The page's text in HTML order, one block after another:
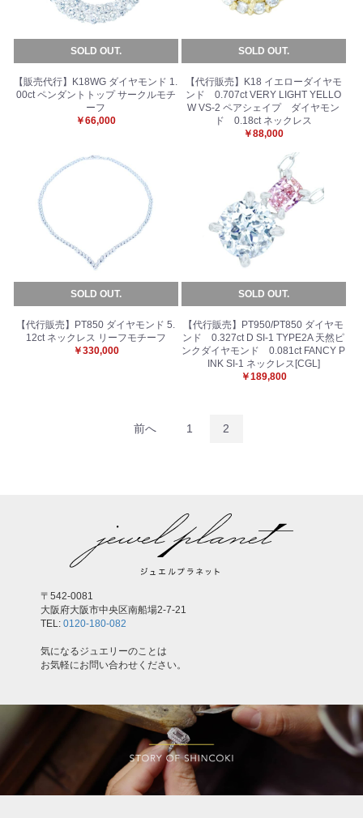
SOLD OUT.
【販売代行】K18WG ダイヤモンド 1.
00ct ペンダントトップ サークルモチ
ーフ
￥66,000
SOLD OUT.
【代行販売】K18 イエローダイヤモ
ンド 0.707ct VERY LIGHT YELLO
W VS-2 ペアシェイプ ダイヤモン
ド 0.18ct ネックレス
￥88,000
SOLD OUT.
【代行販売】PT850 ダイヤモンド 5.
12ct ネックレス リーフモチーフ
￥330,000
SOLD OUT.
【代行販売】PT950/PT850 ダイヤモ
ンド 0.327ct D SI-1 TYPE2A 天然ピ
ンクダイヤモンド 0.081ct FANCY P
INK SI-1 ネックレス[CGL]
￥189,800
前へ 1 2
〒542-0081
大阪府大阪市中央区南船場2-7-21
TEL: 0120-180-082
気になるジュエリーのことは
お気軽にお問い合わせください。